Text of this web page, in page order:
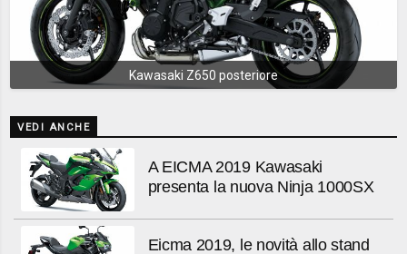
Kawasaki Z650 posteriore
VEDI ANCHE
A EICMA 2019 Kawasaki
presenta la nuova Ninja 1000SX
Eicma 2019, le novità allo stand